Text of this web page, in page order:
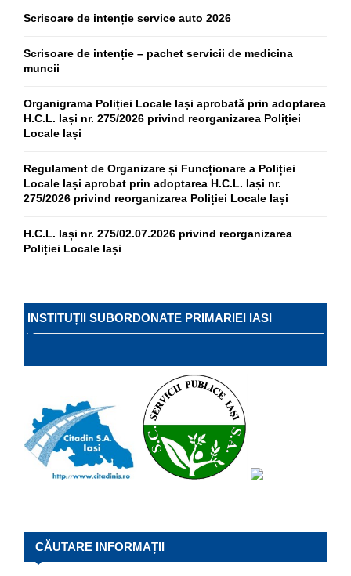
Scrisoare de intenție service auto 2026
Scrisoare de intenție – pachet servicii de medicina
muncii
Organigrama Poliției Locale Iași aprobată prin adoptarea
H.C.L. Iași nr. 275/2026 privind reorganizarea Poliției
Locale Iași
Regulament de Organizare și Funcționare a Poliției
Locale Iași aprobat prin adoptarea H.C.L. Iași nr.
275/2026 privind reorganizarea Poliției Locale Iași
H.C.L. Iași nr. 275/02.07.2026 privind reorganizarea
Poliției Locale Iași
INSTITUȚII SUBORDONATE PRIMARIEI IASI
CĂUTARE INFORMAȚII